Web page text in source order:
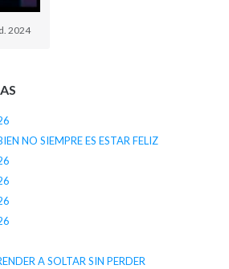
2024
NO SIEMPRE ES ESTAR FELIZ
A SOLTAR SIN PERDER